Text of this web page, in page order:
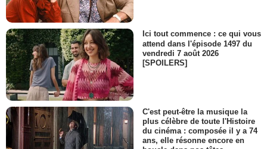
Ici tout commence : ce qui vous
attend dans l'épisode 1497 du
vendredi 7 août 2026
[SPOILERS]
C'est peut-être la musique la
plus célèbre de toute l'Histoire
du cinéma : composée il y a 74
ans, elle résonne encore en